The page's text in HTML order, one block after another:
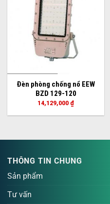
Đèn phòng chống nổ EEW
BZD 129-120
14,129,000 ₫
THÔNG TIN CHUNG
Sản phẩm
Tư vấn